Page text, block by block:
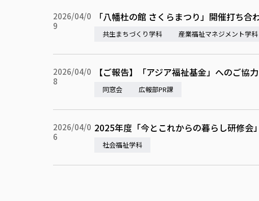
2026/04/0
9
「八幡杜の館 さくらまつり」開催打ち合
共生まちづくり学科 産業福祉マネジメント学科
2026/04/0
8
【ご報告】「アジア福祉基金」へのご協
同窓会 広報部PR課
2026/04/0
6
2025年度「今とこれからの暮らし研修会
社会福祉学科